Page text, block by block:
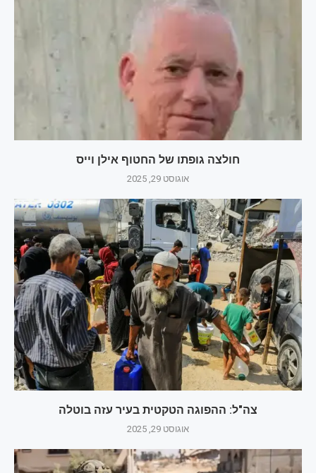
חולצה גופתו של החטוף אילן וייס
אוגוסט 29, 2025
צה"ל: ההפוגה הטקטית בעיר עזה בוטלה
אוגוסט 29, 2025